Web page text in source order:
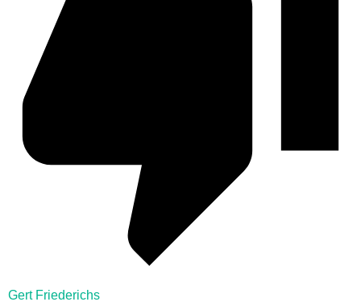
Gert Friederichs